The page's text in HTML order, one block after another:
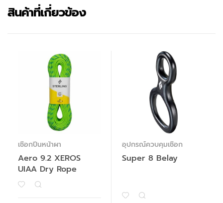
สินค้าที่เกี่ยวข้อง
เชือกปีนหน้าผา
Aero 9.2 XEROS
UIAA Dry Rope
อุปกรณ์ควบคุมเชือก
Super 8 Belay